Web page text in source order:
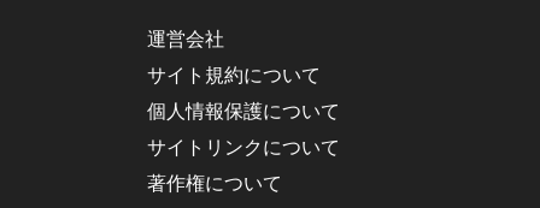
運営会社
サイト規約について
個人情報保護について
サイトリンクについて
著作権について